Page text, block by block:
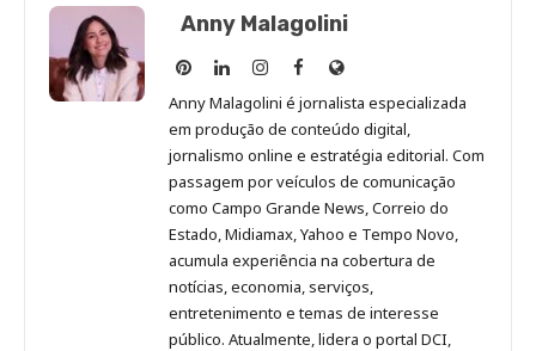
Anny Malagolini
Anny
Malagolini
no
Pinterest
Anny
Malagolini
no
LinkedIn
Anny
Malagolini
no
Instagram
Anny
Malagolini
no
Facebook
Site
de
Anny
Malagolini
Anny Malagolini é jornalista especializada
em produção de conteúdo digital,
jornalismo online e estratégia editorial. Com
passagem por veículos de comunicação
como Campo Grande News, Correio do
Estado, Midiamax, Yahoo e Tempo Novo,
acumula experiência na cobertura de
notícias, economia, serviços,
entretenimento e temas de interesse
público. Atualmente, lidera o portal DCI,